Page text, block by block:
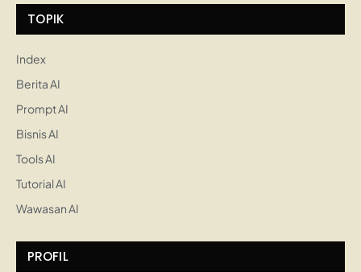
TOPIK
Index
Berita AI
Prompt AI
Bisnis AI
Tools AI
Tutorial AI
Wawasan AI
PROFIL